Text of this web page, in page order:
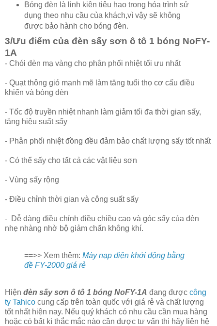
Bóng đèn là linh kiện tiêu hao trong hóa trình sử
dụng theo nhu cầu của khách,vì vậy sẽ không
được bảo hành cho bóng đèn.
3/Ưu điểm của đèn sấy sơn ô tô 1 bóng NoFY-
1A
- Chói đèn mạ vàng cho phân phối nhiệt tối ưu nhất
- Quạt thông gió mạnh mẽ làm tăng tuổi thọ cơ cấu điều
khiển và bóng đèn
- Tốc độ truyền nhiệt nhanh làm giảm tối đa thời gian sấy,
tăng hiệu suất sấy
- Phân phối nhiệt đồng đều đảm bảo chất lượng sấy tốt nhất
- Có thể sấy cho tất cả các vật liệu sơn
- Vùng sấy rộng
- Điều chỉnh thời gian và công suất sấy
- Dễ dàng điều chỉnh điều chiều cao và góc sấy của đèn
nhẹ nhàng nhờ bộ giảm chấn không khí.
==>> Xem thêm: Máy nạp điện khởi động bằng
đề FY-2000 giá rẻ
Hiện đèn sấy sơn ô tô 1 bóng NoFY-1A đang được công
ty Tahico cung cấp trên toàn quốc với giá rẻ và chất lượng
tốt nhất hiện nay. Nếu quý khách có nhu cầu cần mua hàng
hoặc có bất kì thắc mắc nào cần được tư vấn thì hãy liên hệ